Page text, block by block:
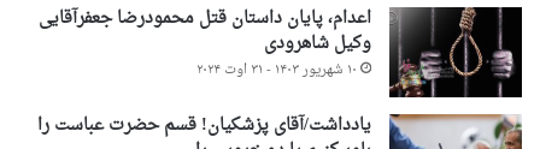
اعدام، پایان داستان قتل محمودرضا جعفرآقایی
وکیل شاهرودی
۱۰ شهریور ۱۴۰۳ - ۳۱ اوت ۲۰۲۴
یادداشت/آقای پزشکیان! قسم حضرت عباست را